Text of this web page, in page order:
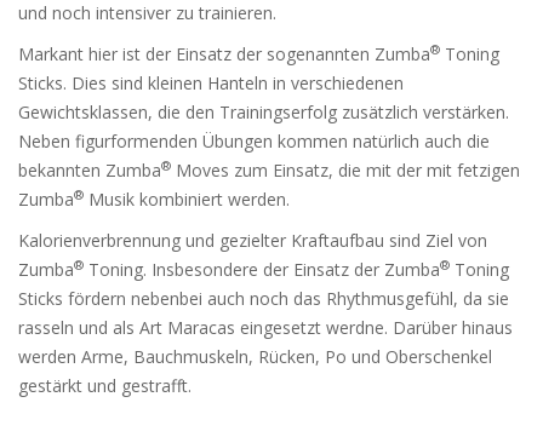
und noch intensiver zu trainieren.
Markant hier ist der Einsatz der sogenannten Zumba® Toning
Sticks. Dies sind kleinen Hanteln in verschiedenen
Gewichtsklassen, die den Trainingserfolg zusätzlich verstärken.
Neben figurformenden Übungen kommen natürlich auch die
bekannten Zumba® Moves zum Einsatz, die mit der mit fetzigen
Zumba® Musik kombiniert werden.
Kalorienverbrennung und gezielter Kraftaufbau sind Ziel von
Zumba® Toning. Insbesondere der Einsatz der Zumba® Toning
Sticks fördern nebenbei auch noch das Rhythmusgefühl, da sie
rasseln und als Art Maracas eingesetzt werdne. Darüber hinaus
werden Arme, Bauchmuskeln, Rücken, Po und Oberschenkel
gestärkt und gestrafft.